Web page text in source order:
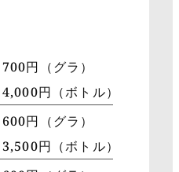
700円（グラ）
4,000円（ボトル）
600円（グラ）
3,500円（ボトル）